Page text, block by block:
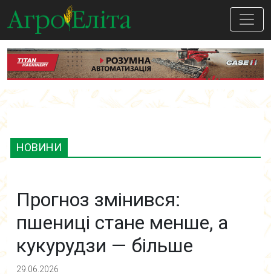
НОВИНИ
Прогноз змінився:
пшениці стане менше, а
кукурудзи — більше
29.06.2026